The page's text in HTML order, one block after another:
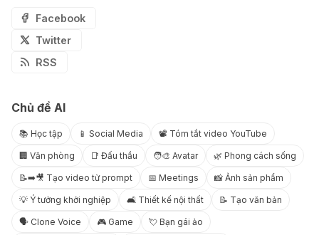
Facebook
Twitter
RSS
Chủ đề AI
📚 Học tập 📱 Social Media 📽️ Tóm tắt video YouTube
🏢 Văn phòng 📑 Đấu thầu 🧑‍🎨 Avatar 🌿 Phong cách sống
📝➡️🎥 Tạo video từ prompt 📅 Meetings 📸 Ảnh sản phẩm
💡 Ý tưởng khởi nghiệp 🛋️ Thiết kế nội thất 📝 Tạo văn bản
🗣️ Clone Voice 🎮 Game 💘 Bạn gái ảo